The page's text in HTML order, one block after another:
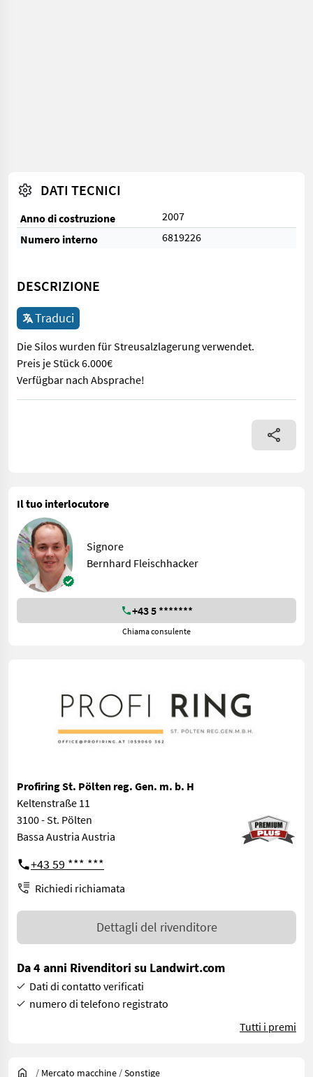
DATI TECNICI
Anno di costruzione
2007
Numero interno
6819226
DESCRIZIONE
Traduci
Die Silos wurden für Streusalzlagerung verwendet.
Preis je Stück 6.000€
Verfügbar nach Absprache!
Die Silos wurden für Streusalzlagerung verwendet. Preis je
Il tuo interlocutore
Signore
Bernhard Fleischhacker
+43 5 *******
Chiama consulente
Profiring St. Pölten reg. Gen. m. b. H
Keltenstraße 11
3100 - St. Pölten
Bassa Austria Austria
+43 59 *** ***
Richiedi richiamata
Dettagli del rivenditore
Da 4 anni Rivenditori su Landwirt.com
Dati di contatto verificati
numero di telefono registrato
Tutti i premi
/ Mercato macchine /Sonstige